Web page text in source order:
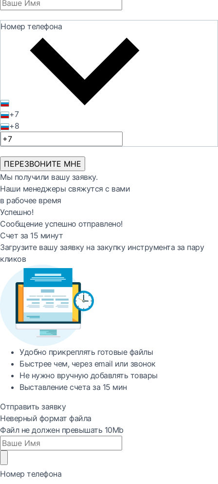
Номер телефона
+7
+8
ПЕРЕЗВОНИТЕ МНЕ
Мы получили вашу заявку.
Наши менеджеры свяжутся с вами
в рабочее время
Успешно!
Сообщение успешно отправлено!
Счет за 15 минут
Загрузите вашу заявку на закупку инструмента за пару
кликов
Удобно прикреплять готовые файлы
Быстреечем, через email или звонок
Не нужно вручную добавлять товары
Выставление счета за 15 мин
Отправить заявку
Неверный формат файла
Файл не должен превышать 10Mb
Номер телефона